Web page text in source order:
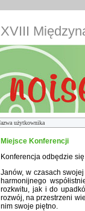
XVIII
Miejsce Konferencji
Konferencja odbędzie
Janów, w czasach
harmonijnego
rozkwitu, jak i do
rozwój, na przestrzeni
nim swoje piętno.